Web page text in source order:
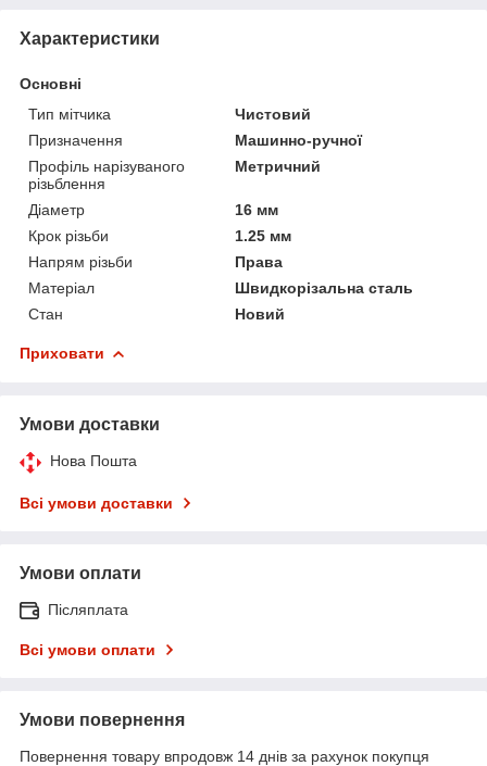
Характеристики
Основні
Тип мітчика
Чистовий
Призначення
Машинно-ручної
Профіль нарізуваного
різьблення
Метричний
Діаметр
16 мм
Крок різьби
1.25 мм
Напрям різьби
Права
Матеріал
Швидкорізальна сталь
Стан
Новий
Приховати
Умови доставки
Нова Пошта
Всі умови доставки
Умови оплати
Післяплата
Всі умови оплати
Умови повернення
Повернення товару впродовж 14 днів за рахунок покупця